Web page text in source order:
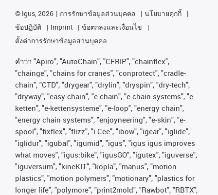
© igus, 2026 การรักษาข้อมูลส่วนบุคคล
นโยบายคุกกี้
ข้อปฏิบัติ
Imprint
ข้อตกลงและเงื่อนไข
ตั้งค่าการรักษาข้อมูลส่วนบุคคล
คําว่า "Apiro", "AutoChain", "CFRIP", "chainflex",
"chainge", "chains for cranes", "conprotect", "cradle-
chain", "CTD", "drygear", "drylin", "dryspin", "dry-tech",
"dryway", "easy chain", "e-chain", "e-chain systems", "e-
ketten", "e-kettensysteme", "e-loop", "energy chain",
"energy chain systems", "enjoyneering", "e-skin", "e-
spool", "fixflex", "flizz", "i.Cee", "ibow", "igear", "iglide",
"iglidur", "igubal", "igumid", "igus", "igus igus improves
what moves", "igus:bike", "igusGO", "igutex", "iguverse",
"iguversum", "kineKIT", "kopla", "manus", "motion
plastics", "motion polymers", "motionary", "plastics for
longer life", "polymore", "print2mold", "Rawbot", "RBTX",